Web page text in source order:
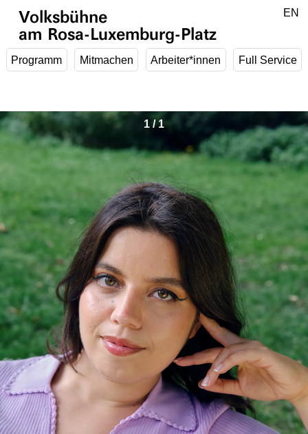
Volksbühne
am Rosa-Luxemburg-Platz
Programm Mitmachen Arbeiter*innen Full Service
DE
EN
1 /1